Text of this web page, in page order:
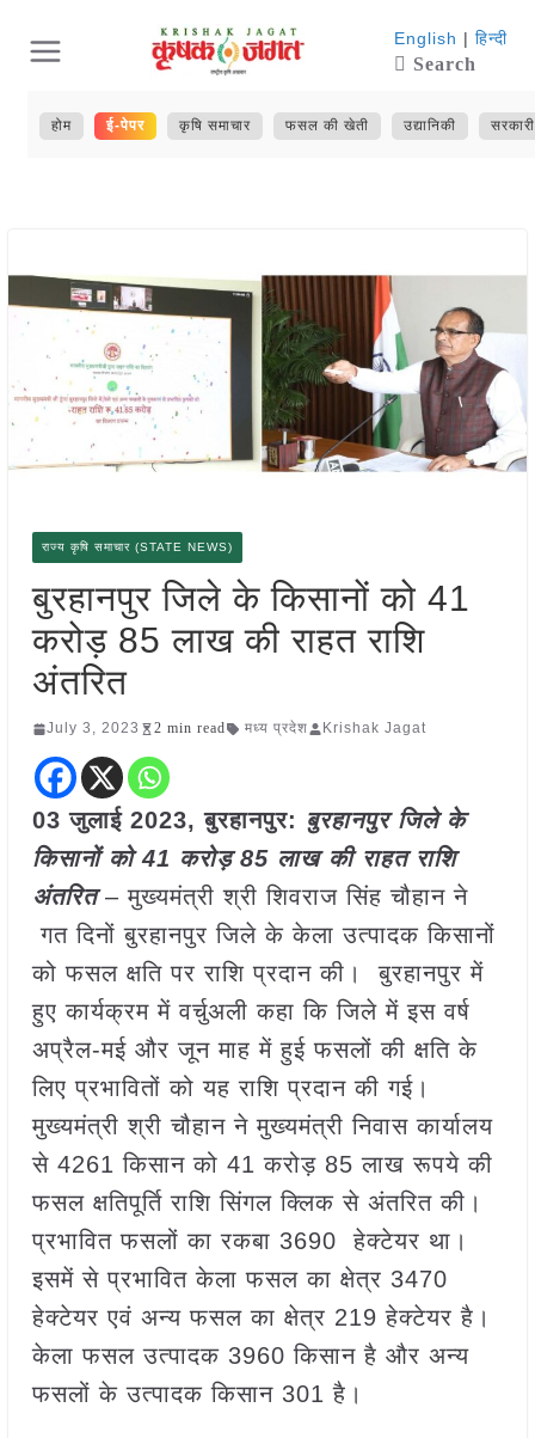
content
English | हिन्दी
Search
होम ई-पेपर कृषि समाचार फसल की खेती उद्यानिकी
राज्य कृषि समाचार (STATE NEWS)
बुरहानपुर जिले के किसानों को 41
करोड़ 85 लाख की राहत राशि
अंतरित
July 3, 2023 2 min read मध्य प्रदेश Krishak Jagat
03 जुलाई 2023,बुरहानपुर: बुरहानपुर जिले के
किसानों को 41 करोड़ 85 लाख की राहत राशि
अंतरित– मुख्यमंत्री श्री शिवराज सिंह चौहान ने
गत दिनों बुरहानपुर जिले के केला उत्पादक किसानों
को फसल क्षति पर राशि प्रदान की। बुरहानपुर में
हुए कार्यक्रम में वर्चुअली कहा कि जिले में इस वर्ष
अप्रैल-मई और जून माह में हुई फसलों की क्षति के
लिए प्रभावितों को यह राशि प्रदान की गई।
मुख्यमंत्री श्री चौहान ने मुख्यमंत्री निवास कार्यालय
से 4261 किसान को 41 करोड़ 85 लाख रूपये की
फसल क्षतिपूर्ति राशि सिंगल क्लिक से अंतरित की।
प्रभावित फसलों का रकबा 3690 हेक्टेयर था।
इसमें से प्रभावित केला फसल का क्षेत्र 3470
हेक्टेयर एवं अन्य फसल का क्षेत्र 219 हेक्टेयर है।
केला फसल उत्पादक 3960 किसान है और अन्य
फसलों के उत्पादक किसान 301 है।